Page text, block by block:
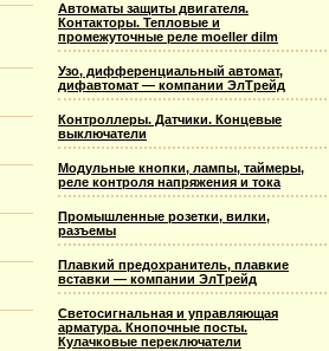
Автоматы защиты двигателя.
Контакторы. Тепловые и
промежуточные реле moeller dilm
Узо, дифференциальный автомат,
дифавтомат — компании ЭлТрейд
Контроллеры. Датчики. Концевые
выключатели
Модульные кнопки, лампы, таймеры,
реле контроля напряжения и тока
Промышленные розетки, вилки,
разъемы
Плавкий предохранитель, плавкие
вставки — компании ЭлТрейд
Светосигнальная и управляющая
арматура. Кнопочные посты.
Кулачковые переключатели